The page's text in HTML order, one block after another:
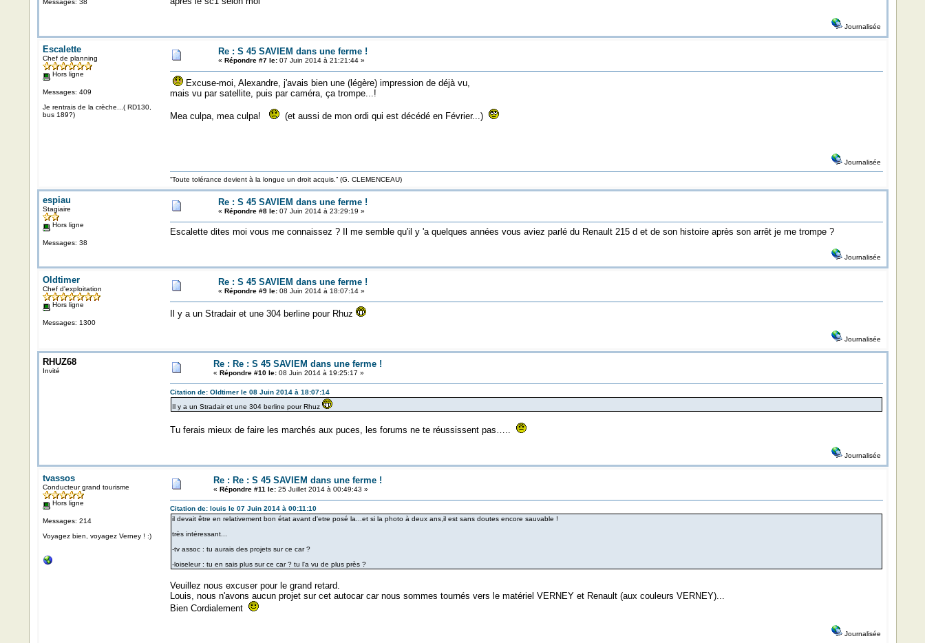
Journalisée
Escalette
Chef de planning
Hors ligne
Messages: 409
Je rentrais de la crèche...( RD130,
bus 189?)
Re : S 45 SAVIEM dans une ferme !
« Répondre #7 le:07 Juin 2014 à 21:21:44 »
Excuse-moi, Alexandre, j'avais bien une (légère) impression de déjà vu,
mais vu par satellite, puis par caméra, ça trompe...!
Mea culpa, mea culpa! (et aussi de mon ordi qui est décédé en Février...)
Journalisée
“Toute tolérance devient à la longue un droit acquis.” (G. CLEMENCEAU)
espiau
Stagiaire
Hors ligne
Messages: 38
Re : S 45 SAVIEM dans une ferme !
« Répondre #8 le:07 Juin 2014 à 23:29:19 »
Escalette dites moi vous me connaissez ? Il me semble qu'il y 'a quelques années vous aviez parlé du Renault 215 d et de son histoire après son arrêt je me trompe ?
Journalisée
Oldtimer
Chef d'exploitation
Hors ligne
Messages: 1300
Re : S 45 SAVIEM dans une ferme !
« Répondre #9 le:08 Juin 2014 à 18:07:14 »
Il y a un Stradair et une 304 berline pour Rhuz
Journalisée
RHUZ68
Invité
Re : Re : S 45 SAVIEM dans une ferme !
« Répondre #10 le:08 Juin 2014 à 19:25:17 »
Citation de: Oldtimer le 08 Juin 2014 à 18:07:14
Il y a un Stradair et une 304 berline pour Rhuz
Tu ferais mieux de faire les marchés aux puces, les forums ne te réussissent pas…..
Journalisée
tvassos
Conducteur grand tourisme
Hors ligne
Messages: 214
Voyagez bien, voyagez Verney ! :)
Re : Re : S 45 SAVIEM dans une ferme !
« Répondre #11 le:25 Juillet 2014 à 00:49:43 »
Citation de: louis le 07 Juin 2014 à 00:11:10
il devait être en relativement bon état avant d'etre posé la...et si la photo à deux ans,il est sans doutes encore sauvable !
très intéressant...
-tv assoc : tu aurais des projets sur ce car ?
-loiseleur : tu en sais plus sur ce car ? tu l'a vu de plus près ?
Veuillez nous excuser pour le grand retard.
Louis, nous n'avons aucun projet sur cet autocar car nous sommes tournés vers le matériel VERNEY et Renault (aux couleurs VERNEY)...
Bien Cordialement
Journalisée